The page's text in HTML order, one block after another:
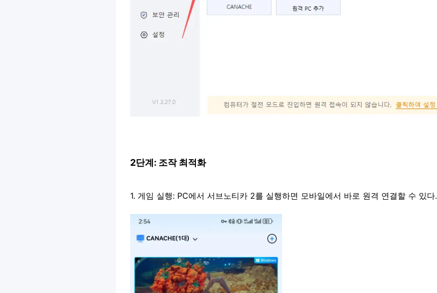
2단계: 조작 최적화
1. 게임 실행: PC에서 서브노티카 2를 실행하면 모바일에서 바로 원격 연결할 수 있다.